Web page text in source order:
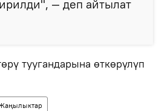
— деп айтылат
туугандарына өткөрүлүп